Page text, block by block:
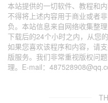
本站提供的一切软件、教程和
不得将上述内容用于商业或者
负。本站信息来自网络收集整
下载后的24个小时之内，从您
如果您喜欢该程序和内容，请
版服务。我们非常重视版权问
理。E-mail：